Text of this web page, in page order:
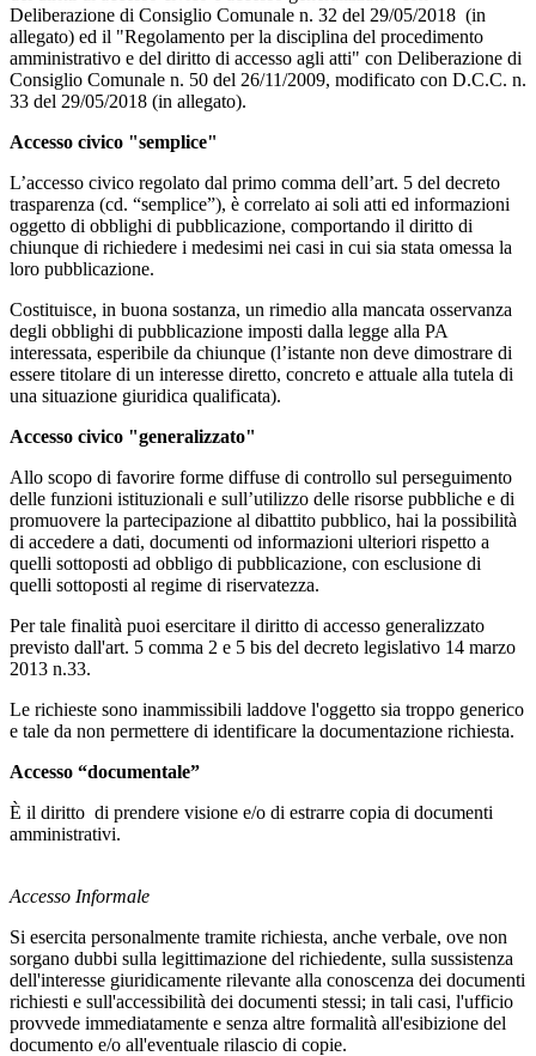
Deliberazione di Consiglio Comunale n. 32 del 29/05/2018 (in
allegato) ed il "Regolamento per la disciplina del procedimento
amministrativo e del diritto di accesso agli atti" con Deliberazione di
Consiglio Comunale n. 50 del 26/11/2009, modificato con D.C.C. n.
33 del 29/05/2018 (in allegato).
Accesso civico "semplice"
L’accesso civico regolato dal primo comma dell’art. 5 del decreto
trasparenza (cd. “semplice”), è correlato ai soli atti ed informazioni
oggetto di obblighi di pubblicazione, comportando il diritto di
chiunque di richiedere i medesimi nei casi in cui sia stata omessa la
loro pubblicazione.
Costituisce, in buona sostanza, un rimedio alla mancata osservanza
degli obblighi di pubblicazione imposti dalla legge alla PA
interessata, esperibile da chiunque (l’istante non deve dimostrare di
essere titolare di un interesse diretto, concreto e attuale alla tutela di
una situazione giuridica qualificata).
Accesso civico "generalizzato"
Allo scopo di favorire forme diffuse di controllo sul perseguimento
delle funzioni istituzionali e sull’utilizzo delle risorse pubbliche e di
promuovere la partecipazione al dibattito pubblico, hai la possibilità
di accedere a dati, documenti od informazioni ulteriori rispetto a
quelli sottoposti ad obbligo di pubblicazione, con esclusione di
quelli sottoposti al regime di riservatezza.
Per tale finalità puoi esercitare il diritto di accesso generalizzato
previsto dall'art. 5 comma 2 e 5 bis del decreto legislativo 14 marzo
2013 n.33.
Le richieste sono inammissibili laddove l'oggetto sia troppo generico
e tale da non permettere di identificare la documentazione richiesta.
Accesso “documentale”
È il diritto di prendere visione e/o di estrarre copia di documenti
amministrativi.
Accesso Informale
Si esercita personalmente tramite richiesta, anche verbale, ove non
sorgano dubbi sulla legittimazione del richiedente, sulla sussistenza
dell'interesse giuridicamente rilevante alla conoscenza dei documenti
richiesti e sull'accessibilità dei documenti stessi; in tali casi, l'ufficio
provvede immediatamente e senza altre formalità all'esibizione del
documento e/o all'eventuale rilascio di copie.